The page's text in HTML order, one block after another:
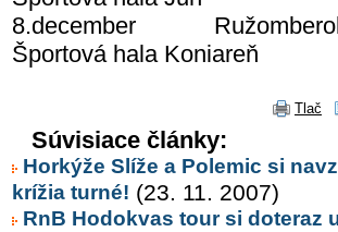
8.december
Športová hala Koniareň
Tlač
Súvisiace články:
Horkýže Slíže a Polemic si
krížia turné! (23. 11. 2007)
RnB Hodokvas tour si doteraz